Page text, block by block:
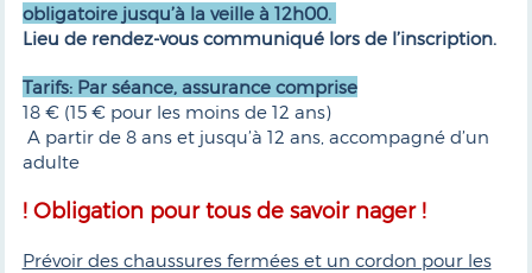
obligatoire jusqu’à la veille à 12h00.
Lieu de rendez-vous communiqué lors de l’inscription.
Tarifs: Par séance, assurance comprise
18 € (15 € pour les moins de 12 ans)
A partir de 8 ans et jusqu’à 12 ans, accompagné d’un
adulte
! Obligation pour tous de savoir nager !
Prévoir des chaussures fermées et un cordon pour les